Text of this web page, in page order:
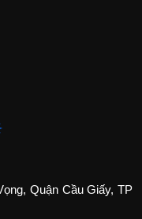
Quận Cầu Giấy, TP